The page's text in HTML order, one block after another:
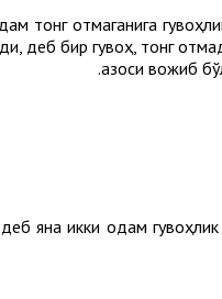
тонг отмаганига
деб бир гувоҳ, тонг
қазоси вожиб
яна икки одам